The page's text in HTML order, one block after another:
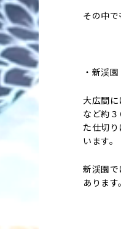
その中で
・新渓園
大広間
など約
た仕切
います。
新渓園
あります。